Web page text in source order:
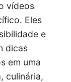
vídeos
Eles
e
dicas
em uma
culinária,